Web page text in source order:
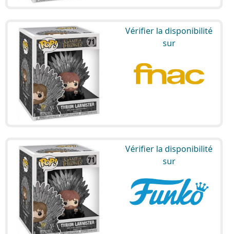
Vérifier la disponibilité
sur
Vérifier la disponibilité
sur